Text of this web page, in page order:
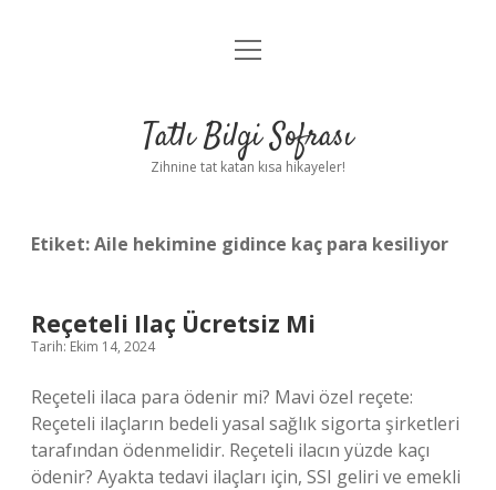
Anasayfa
Yasal Uyarı
menüyü
Tatlı Bilgi Sofrası
Zihnine tat katan kısa hikayeler!
Etiket:Aile hekimine gidince kaç para kesiliyor
Reçeteli Ilaç Ücretsiz Mi
Tarih: Ekim 14, 2024
Reçeteli ilaca para ödenir mi? Mavi özel reçete:
Reçeteli ilaçların bedeli yasal sağlık sigorta şirketleri
tarafından ödenmelidir. Reçeteli ilacın yüzde kaçı
ödenir? Ayakta tedavi ilaçları için, SSI geliri ve emekli